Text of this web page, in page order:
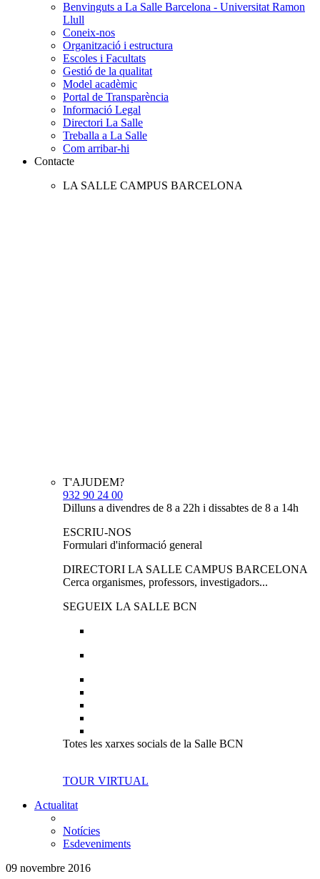
Benvinguts a La Salle Barcelona - Universitat Ramon
Llull
Coneix-nos
Organització i estructura
Escoles i Facultats
Gestió de la qualitat
Model acadèmic
Portal de Transparència
Informació Legal
Directori La Salle
Treballa a La Salle
Com arribar-hi
Contacte
LA SALLE CAMPUS BARCELONA
T'AJUDEM?
932 90 24 00
Dilluns a divendres de 8 a 22h i dissabtes de 8 a 14h
ESCRIU-NOS
Formulari d'informació general
DIRECTORI LA SALLE CAMPUS BARCELONA
Cerca organismes, professors, investigadors...
SEGUEIX LA SALLE BCN
Totes les xarxes socials de la Salle BCN
TOUR VIRTUAL
Actualitat
Notícies
Esdeveniments
09 novembre 2016